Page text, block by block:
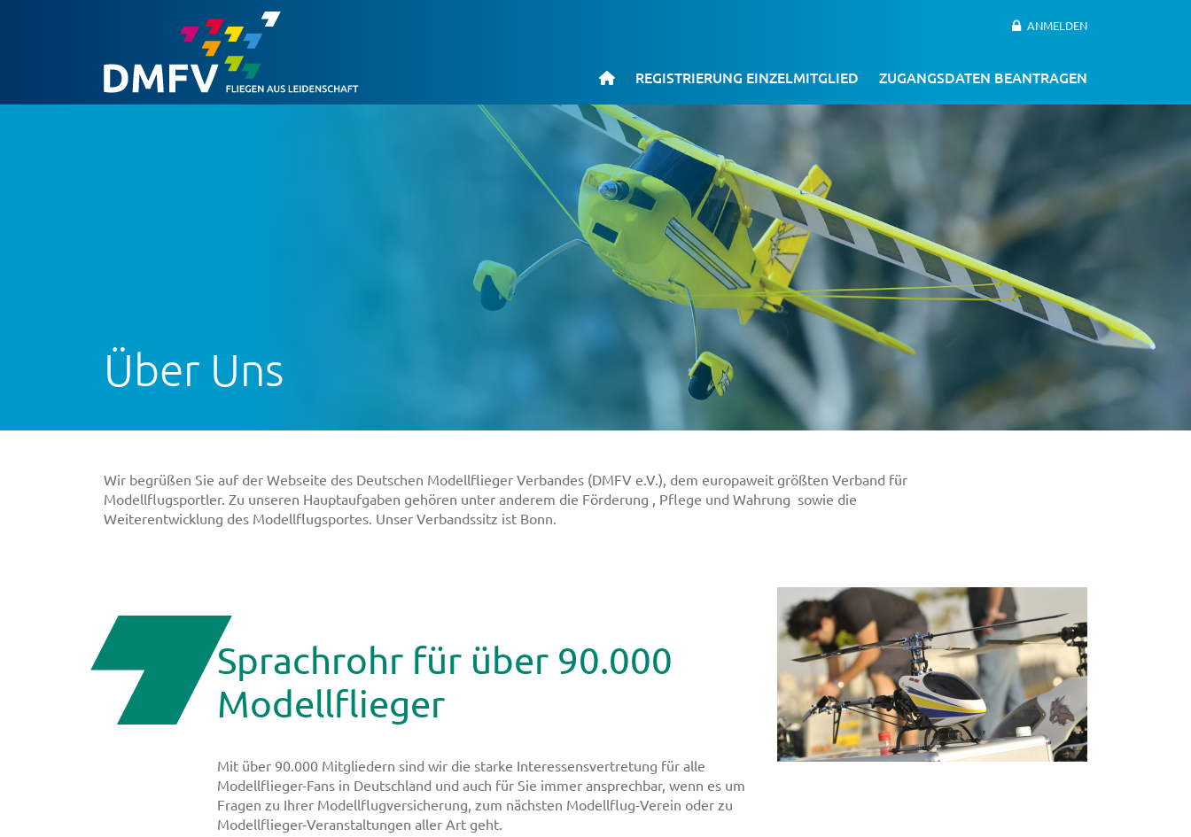
ANMELDEN
REGISTRIERUNG EINZELMITGLIED ZUGANGSDATEN BEANTRAGEN
Über Uns
Wir begrüßen Sie auf der Webseite des Deutschen Modellflieger Verbandes (DMFV e.V.), dem europaweit größten Verband für
Modellflugsportler. Zu unseren Hauptaufgaben gehören unter anderem die Förderung , Pflege und Wahrung sowie die
Weiterentwicklung des Modellflugsportes. Unser Verbandssitz ist Bonn.
Sprachrohr für über 90.000
Modellflieger
Mit über 90.000 Mitgliedern sind wir die starke Interessensvertretung für alle
Modellflieger-Fans in Deutschland und auch für Sie immer ansprechbar, wenn es um
Fragen zu Ihrer Modellflugversicherung, zum nächsten Modellflug-Verein oder zu
Modellflieger-Veranstaltungen aller Art geht.